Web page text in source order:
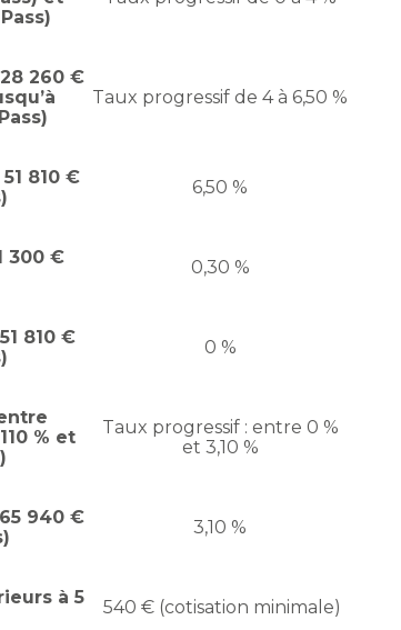
260 €
Taux progressif de 4 à 6,50 %
810 €
6,50 %
300 €
0,30 %
810 €
0 %
% et
Taux progressif : entre 0 %
et 3,10 %
940 €
3,10 %
à 5
540 € (cotisation minimale)